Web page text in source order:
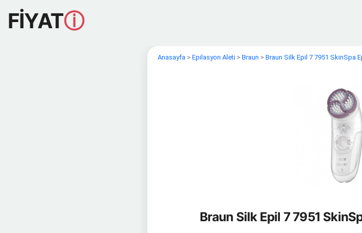
FİYATⓘ
Anasayfa > Epilasyon Aleti > Braun > Braun Silk Epil 7 7951 SkinSpa
Braun Silk Epil 7 7951